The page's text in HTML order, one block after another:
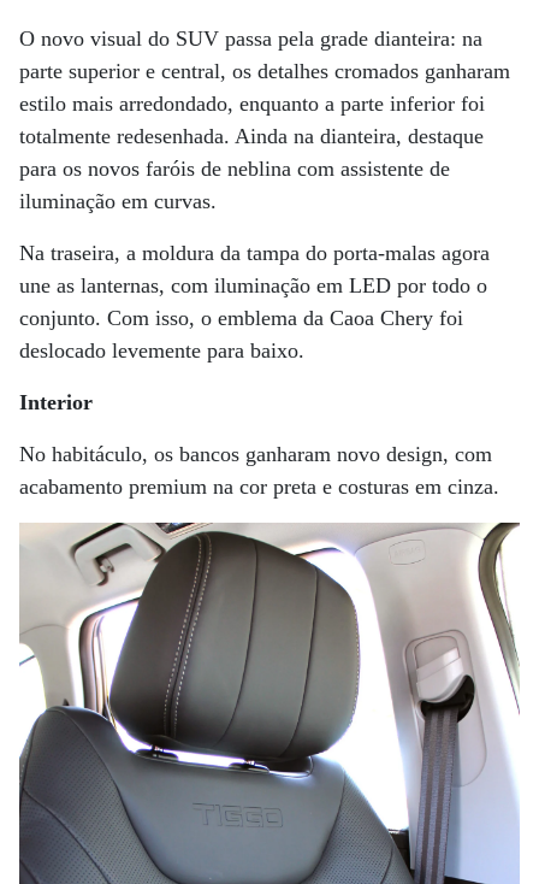
O novo visual do SUV passa pela grade dianteira: na
parte superior e central, os detalhes cromados ganharam
estilo mais arredondado, enquanto a parte inferior foi
totalmente redesenhada. Ainda na dianteira, destaque
para os novos faróis de neblina com assistente de
iluminação em curvas.
Na traseira, a moldura da tampa do porta-malas agora
une as lanternas, com iluminação em LED por todo o
conjunto. Com isso, o emblema da Caoa Chery foi
deslocado levemente para baixo.
Interior
No habitáculo, os bancos ganharam novo design, com
acabamento premium na cor preta e costuras em cinza.